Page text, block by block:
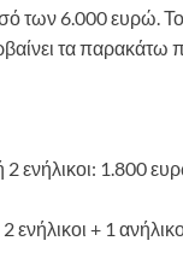
των 6.000 ευρώ.
τα παρακάτω
2 ενήλικοι: 1.800
ενήλικοι + 1